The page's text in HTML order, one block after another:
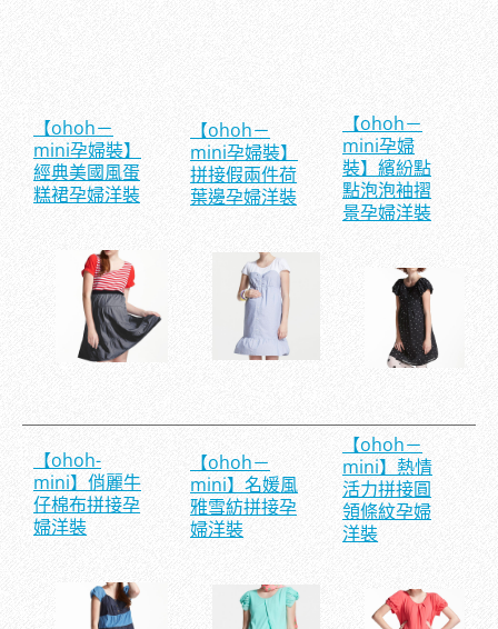
【ohoh－
mini孕婦裝】
經典美國風蛋
糕裙孕婦洋裝
【ohoh－
mini孕婦裝】
拼接假兩件荷
葉邊孕婦洋裝
【ohoh－
mini孕婦
裝】繽紛點
點泡泡袖摺
景孕婦洋裝
【ohoh-
mini】俏麗牛
仔棉布拼接孕
婦洋裝
【ohoh－
mini】名媛風
雅雪紡拼接孕
婦洋裝
【ohoh－
mini】熱情
活力拼接圓
領條紋孕婦
洋裝